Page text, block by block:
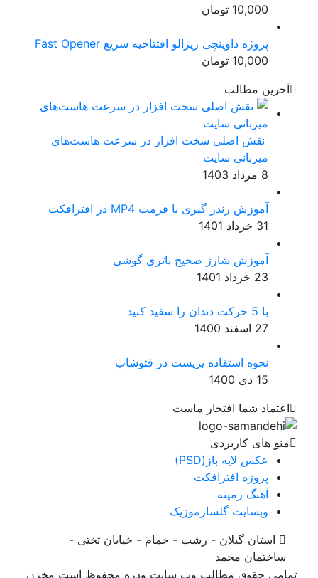
10,000 تومان
پروژه داوینچی ریزالو افتتاحیه سریع Fast Opener
10,000 تومان
آخرین مطالب
نقش اصلی سخت افزار در سرعت هاست‌های
میزبانی سایت
آموزش رندر گیری با فرمت MP4 در افترافکت
31 خرداد 1401
آموزش شارژ صحیح باتری گوشی
23 خرداد 1401
27 اسفند 1400
نحوه استفاده پریست در فتوشاپ
15 دی 1400
اعتماد شما افتخار ماست
منو های کاربردی
عکس لایه باز(PSD)
پروژه افترافکت
آهنگ زمینه
وبسایت گلسارموزیک
استان گیلان - رشت - خمام - خیابان تختی -
ساختمان محمد
تمامی حقوق مطالب وب سایت وِدِرِه محفوظ است مخزن